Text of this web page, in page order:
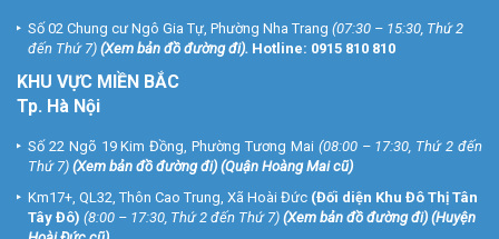
Số 02 Chung cư Ngô Gia Tự, Phường Nha Trang (07:30 – 15:30, Thứ 2
đến Thứ 7) (Xem bản đồ đường đi). Hotline: 0915 810 810
KHU VỰC MIỀN BẮC
Tp. Hà Nội
Số 22 Ngõ 19 Kim Đồng, Phường Tương Mai (08:00 – 17:30, Thứ 2 đến
Thứ 7) (Xem bản đồ đường đi) (Quận Hoàng Mai cũ)
Km17+, QL32, Thôn Cao Trung, Xã Hoài Đức (Đối diện Khu Đô Thị Tân
Tây Đô) (8:00 – 17:30, Thứ 2 đến Thứ 7) (Xem bản đồ đường đi) (Huyện